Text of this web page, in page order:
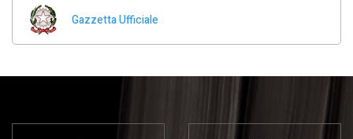
Gazzetta Ufficiale